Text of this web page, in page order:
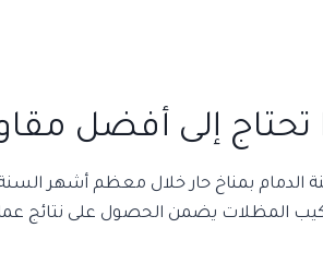
تحتاج إلى أفضل
الدمام بمناخ حار خلال معظم أشهر
المظلات يضمن الحصول على نتائج